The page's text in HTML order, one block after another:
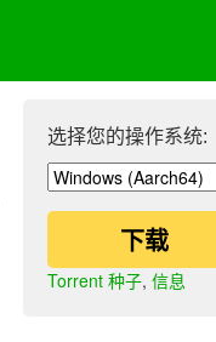
选择您的操作系统:
下载
Torrent 种子, 信息